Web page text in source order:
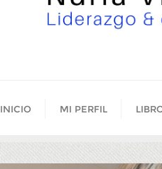
INICIO MI PERFIL